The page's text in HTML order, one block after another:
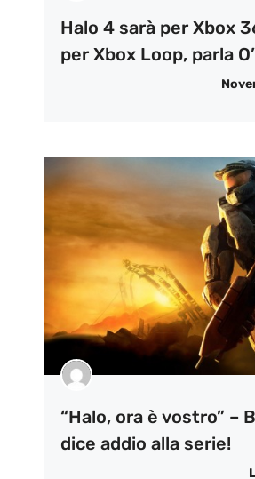
Halo 4 sarà per Xbox
per Xbox Loop, parla
“Halo, ora è vostro” –
dice addio alla serie!